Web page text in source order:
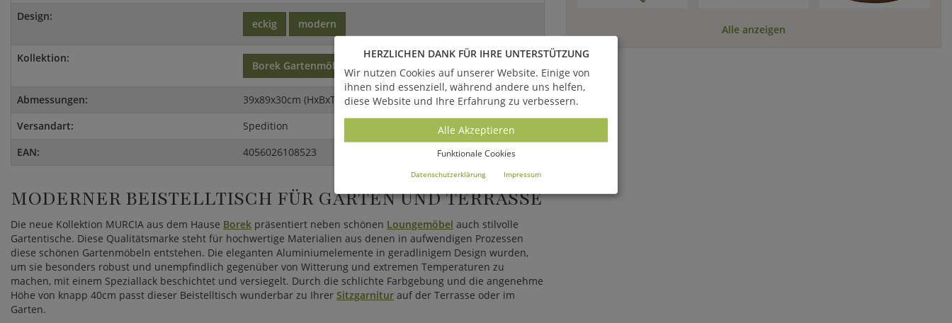
Design:
eckig modern
Kollektion:
Borek Gartenmöbel
Abmessungen:
39x89x30cm (HxBxT)
Versandart:
Spedition
EAN:
4056026108523
MODERNER BEISTELLTISCH FÜR GARTEN UND TERRASSE
Die neue Kollektion MURCIA aus dem Hause Borek präsentiert neben schönen Loungemöbel auch stilvolle
Gartentische. Diese Qualitätsmarke steht für hochwertige Materialien aus denen in aufwendigen Prozessen
diese schönen Gartenmöbeln entstehen. Die eleganten Aluminiumelemente in geradlinigem Design wurden,
um sie besonders robust und unempfindlich gegenüber von Witterung und extremen Temperaturen zu
machen, mit einem Speziallack beschichtet und versiegelt. Durch die schlichte Farbgebung und die angenehme
Höhe von knapp 40cm passt dieser Beistelltisch wunderbar zu Ihrer Sitzgarnitur auf der Terrasse oder im
Garten.
Alle anzeigen
HERZLICHEN DANK FÜR IHRE UNTERSTÜTZUNG
Wir nutzen Cookies auf unserer Website. Einige von
ihnen sind essenziell, während andere uns helfen,
diese Website und Ihre Erfahrung zu verbessern.
Alle Akzeptieren
Funktionale Cookies
Datenschutzerklärung Impressum